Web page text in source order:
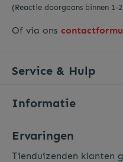
Ervaringen
Tienduizenden klanten
(Reactie doorgaans binnen 1-
Of via ons
Service & Hulp
Informatie